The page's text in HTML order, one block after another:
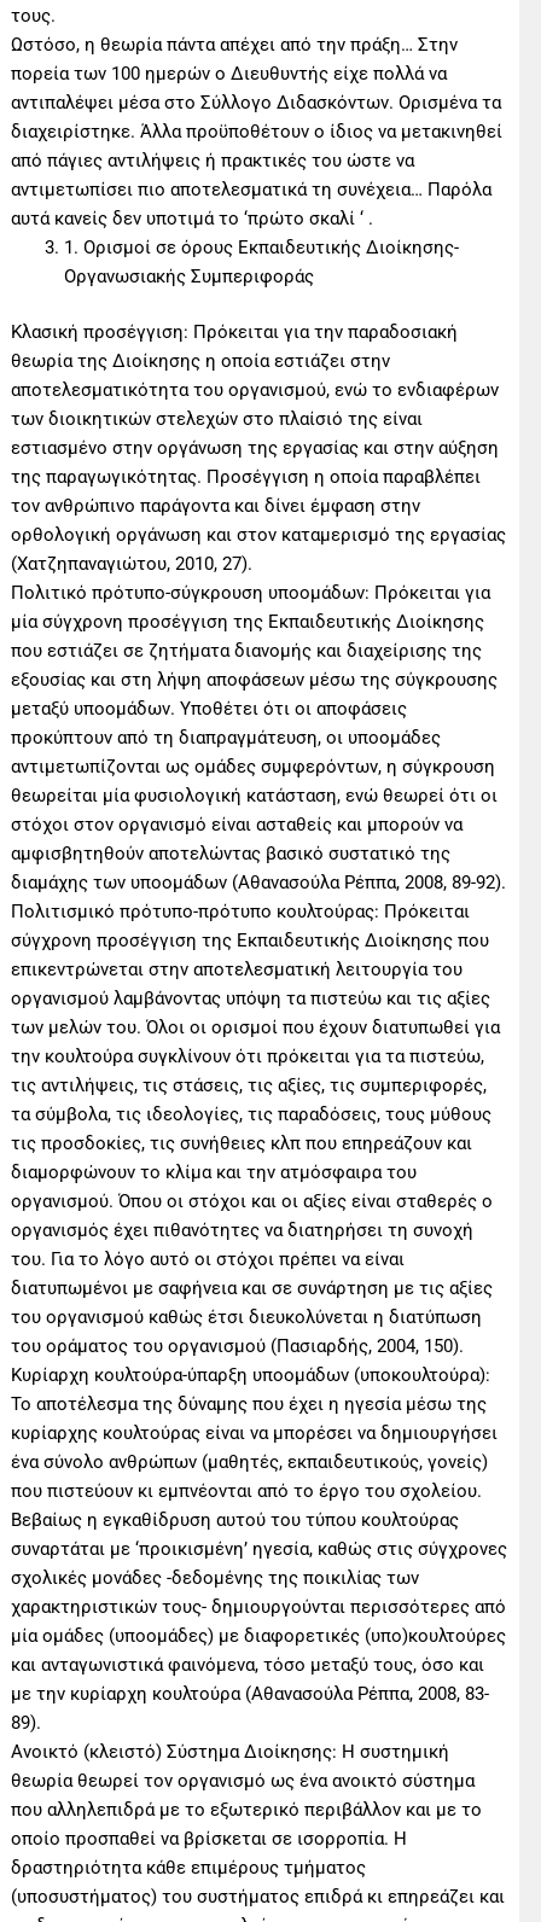
τους.
Ωστόσο, η θεωρία πάντα απέχει από την πράξη… Στην
πορεία των 100 ημερών ο Διευθυντής είχε πολλά να
αντιπαλέψει μέσα στο Σύλλογο Διδασκόντων. Ορισμένα τα
διαχειρίστηκε. Άλλα προϋποθέτουν ο ίδιος να μετακινηθεί
από πάγιες αντιλήψεις ή πρακτικές του ώστε να
αντιμετωπίσει πιο αποτελεσματικά τη συνέχεια… Παρόλα
αυτά κανείς δεν υποτιμά το ‘πρώτο σκαλί ‘ .
1. Ορισμοί σε όρους Εκπαιδευτικής Διοίκησης-
Οργανωσιακής Συμπεριφοράς
Κλασική προσέγγιση: Πρόκειται για την παραδοσιακή
θεωρία της Διοίκησης η οποία εστιάζει στην
αποτελεσματικότητα του οργανισμού, ενώ το ενδιαφέρων
των διοικητικών στελεχών στο πλαίσιό της είναι
εστιασμένο στην οργάνωση της εργασίας και στην αύξηση
της παραγωγικότητας. Προσέγγιση η οποία παραβλέπει
τον ανθρώπινο παράγοντα και δίνει έμφαση στην
ορθολογική οργάνωση και στον καταμερισμό της εργασίας
(Χατζηπαναγιώτου, 2010, 27).
Πολιτικό πρότυπο-σύγκρουση υποομάδων: Πρόκειται για
μία σύγχρονη προσέγγιση της Εκπαιδευτικής Διοίκησης
που εστιάζει σε ζητήματα διανομής και διαχείρισης της
εξουσίας και στη λήψη αποφάσεων μέσω της σύγκρουσης
μεταξύ υποομάδων. Υποθέτει ότι οι αποφάσεις
προκύπτουν από τη διαπραγμάτευση, οι υποομάδες
αντιμετωπίζονται ως ομάδες συμφερόντων, η σύγκρουση
θεωρείται μία φυσιολογική κατάσταση, ενώ θεωρεί ότι οι
στόχοι στον οργανισμό είναι ασταθείς και μπορούν να
αμφισβητηθούν αποτελώντας βασικό συστατικό της
διαμάχης των υποομάδων (Αθανασούλα Ρέππα, 2008, 89-92).
Πολιτισμικό πρότυπο-πρότυπο κουλτούρας: Πρόκειται
σύγχρονη προσέγγιση της Εκπαιδευτικής Διοίκησης που
επικεντρώνεται στην αποτελεσματική λειτουργία του
οργανισμού λαμβάνοντας υπόψη τα πιστεύω και τις αξίες
των μελών του. Όλοι οι ορισμοί που έχουν διατυπωθεί για
την κουλτούρα συγκλίνουν ότι πρόκειται για τα πιστεύω,
τις αντιλήψεις, τις στάσεις, τις αξίες, τις συμπεριφορές,
τα σύμβολα, τις ιδεολογίες, τις παραδόσεις, τους μύθους
τις προσδοκίες, τις συνήθειες κλπ που επηρεάζουν και
διαμορφώνουν το κλίμα και την ατμόσφαιρα του
οργανισμού. Όπου οι στόχοι και οι αξίες είναι σταθερές ο
οργανισμός έχει πιθανότητες να διατηρήσει τη συνοχή
του. Για το λόγο αυτό οι στόχοι πρέπει να είναι
διατυπωμένοι με σαφήνεια και σε συνάρτηση με τις αξίες
του οργανισμού καθώς έτσι διευκολύνεται η διατύπωση
του οράματος του οργανισμού (Πασιαρδής, 2004, 150).
Κυρίαρχη κουλτούρα-ύπαρξη υποομάδων (υποκουλτούρα):
Το αποτέλεσμα της δύναμης που έχει η ηγεσία μέσω της
κυρίαρχης κουλτούρας είναι να μπορέσει να δημιουργήσει
ένα σύνολο ανθρώπων (μαθητές, εκπαιδευτικούς, γονείς)
που πιστεύουν κι εμπνέονται από το έργο του σχολείου.
Βεβαίως η εγκαθίδρυση αυτού του τύπου κουλτούρας
συναρτάται με ‘προικισμένη’ ηγεσία, καθώς στις σύγχρονες
σχολικές μονάδες -δεδομένης της ποικιλίας των
χαρακτηριστικών τους- δημιουργούνται περισσότερες από
μία ομάδες (υποομάδες) με διαφορετικές (υπο)κουλτούρες
και ανταγωνιστικά φαινόμενα, τόσο μεταξύ τους, όσο και
με την κυρίαρχη κουλτούρα (Αθανασούλα Ρέππα, 2008, 83-
89).
Ανοικτό (κλειστό) Σύστημα Διοίκησης: Η συστημική
θεωρία θεωρεί τον οργανισμό ως ένα ανοικτό σύστημα
που αλληλεπιδρά με το εξωτερικό περιβάλλον και με το
οποίο προσπαθεί να βρίσκεται σε ισορροπία. Η
δραστηριότητα κάθε επιμέρους τμήματος
(υποσυστήματος) του συστήματος επιδρά κι επηρεάζει και